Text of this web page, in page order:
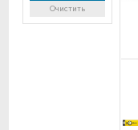
Очистить